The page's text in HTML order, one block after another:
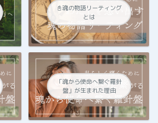
📓魂の物語リーティング
とは
「魂から使命へ繋ぐ羅針
盤」が生まれた理由